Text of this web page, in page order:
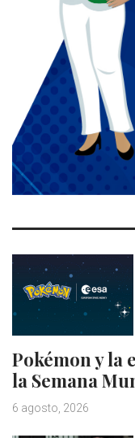
Pokémon y la
la Semana
6 agosto, 2026